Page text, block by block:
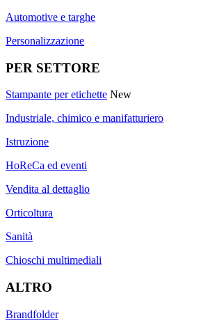
Automotive e targhe
Personalizzazione
PER SETTORE
Stampante per etichette New
Industriale, chimico e manifatturiero
Istruzione
HoReCa ed eventi
Vendita al dettaglio
Orticoltura
Sanità
Chioschi multimediali
ALTRO
Brandfolder